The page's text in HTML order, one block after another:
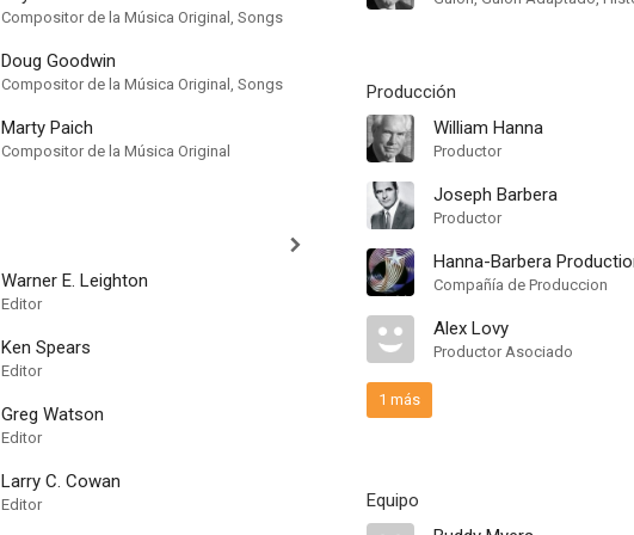
Compositor de la Música Original, Songs
Doug Goodwin
Compositor de la Música Original, Songs
Marty Paich
Compositor de la Música Original
Warner E. Leighton
Editor
Ken Spears
Editor
Greg Watson
Editor
Larry C. Cowan
Editor
Producción
William Hanna
Productor
Joseph Barbera
Productor
Hanna-Barbera
Compañía de Produccion
Alex Lovy
Productor Asociado
1 más
Equipo